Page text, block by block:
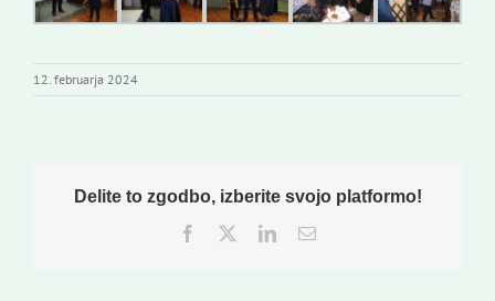
12. februarja 2024
Delite to zgodbo, izberite svojo platformo!
Facebook
TwitterLinkedInEmail